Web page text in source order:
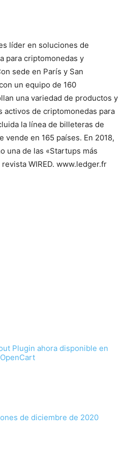
líder en soluciones de
para criptomonedas y
sede en París y San
un equipo de 160
una variedad de productos y
activos de criptomonedas para
la línea de billeteras de
vende en 165 países. En 2018,
una de las «Startups más
WIRED. www.ledger.fr
Plugin ahora disponible en
de diciembre de 2020